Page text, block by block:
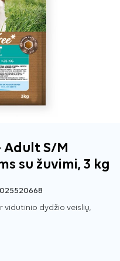
Adult S/M
su žuvimi, 3 kg
vidutinio dydžio veislių,